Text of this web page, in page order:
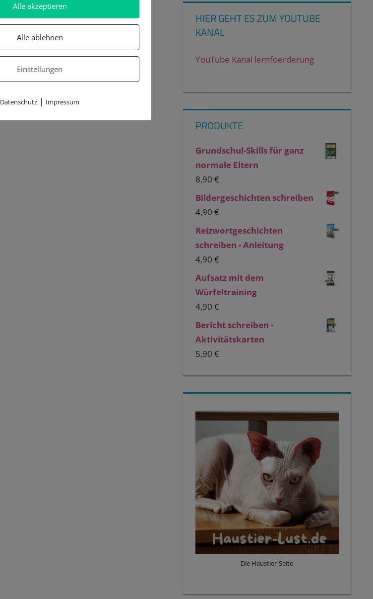
HIER GEHT ES ZUM YOUTUBE
KANAL
YouTube Kanal lernfoerderung
PRODUKTE
Grundschul-Skills für ganz
normale Eltern
8,90€
Bildergeschichten schreiben
4,90€
Reizwortgeschichten
schreiben - Anleitung
4,90€
Aufsatz mit dem
Würfeltraining
4,90€
Bericht schreiben -
Aktivitätskarten
5,90€
Die Haustier-Seite
Alle akzeptieren
Alle ablehnen
Einstellungen
Datenschutz | Impressum